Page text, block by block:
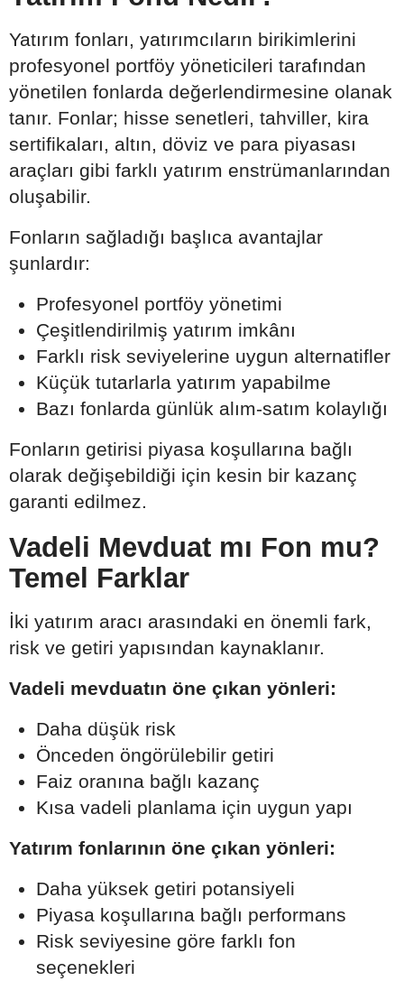
Yatırım fonları, yatırımcıların birikimlerini
profesyonel portföy yöneticileri tarafından
yönetilen fonlarda değerlendirmesine olanak
tanır. Fonlar; hisse senetleri, tahviller, kira
sertifikaları, altın, döviz ve para piyasası
araçları gibi farklı yatırım enstrümanlarından
oluşabilir.
Fonların sağladığı başlıca avantajlar
şunlardır:
Profesyonel portföy yönetimi
Çeşitlendirilmiş yatırım imkânı
Farklı risk seviyelerine uygun alternatifler
Küçük tutarlarla yatırım yapabilme
Bazı fonlarda günlük alım-satım kolaylığı
Fonların getirisi piyasa koşullarına bağlı
olarak değişebildiği için kesin bir kazanç
garanti edilmez.
Vadeli Mevduat mı Fon mu?
Temel Farklar
İki yatırım aracı arasındaki en önemli fark,
risk ve getiri yapısından kaynaklanır.
Vadeli mevduatın öne çıkan yönleri:
Daha düşük risk
Önceden öngörülebilir getiri
Faiz oranına bağlı kazanç
Kısa vadeli planlama için uygun yapı
Yatırım fonlarının öne çıkan yönleri:
Daha yüksek getiri potansiyeli
Piyasa koşullarına bağlı performans
Risk seviyesine göre farklı fon
seçenekleri